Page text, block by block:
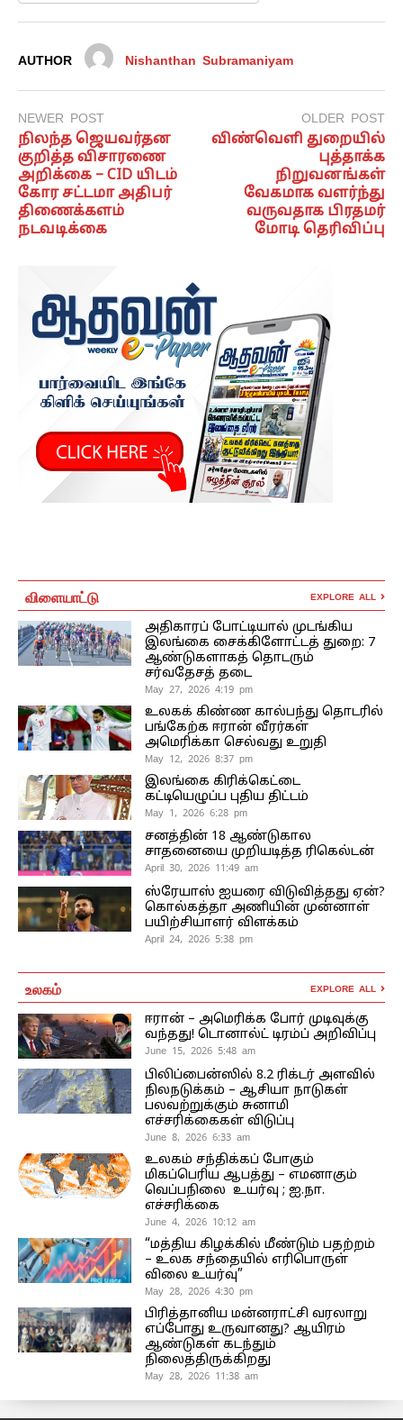
AUTHOR Nishanthan Subramaniyam
NEWER POST
நிலந்த ஜெயவர்தன
குறித்த விசாரணை
அறிக்கை – CID யிடம்
கோர சட்டமா அதிபர்
திணைக்களம்
நடவடிக்கை
OLDER POST
விண்வெளி துறையில்
புத்தாக்க
நிறுவனங்கள்
வேகமாக வளர்ந்து
வருவதாக பிரதமர்
மோடி தெரிவிப்பு
விளையாட்டு EXPLORE ALL
அதிகாரப் போட்டியால் முடங்கிய
இலங்கை சைக்கிளோட்டத் துறை: 7
ஆண்டுகளாகத் தொடரும்
சர்வதேசத் தடை
May 27, 2026 4:19 pm
உலகக் கிண்ண கால்பந்து தொடரில்
பங்கேற்க ஈரான் வீரர்கள்
அமெரிக்கா செல்வது உறுதி
May 12, 2026 8:37 pm
இலங்கை கிரிக்கெட்டை
கட்டியெழுப்ப புதிய திட்டம்
May 1, 2026 6:28 pm
சனத்தின் 18 ஆண்டுகால
சாதனையை முறியடித்த ரிகெல்டன்
April 30, 2026 11:49 am
ஸ்ரேயாஸ் ஐயரை விடுவித்தது ஏன்?
கொல்கத்தா அணியின் முன்னாள்
பயிற்சியாளர் விளக்கம்
April 24, 2026 5:38 pm
உலகம் EXPLORE ALL
ஈரான் – அமெரிக்க போர் முடிவுக்கு
வந்தது! டொனால்ட் டிரம்ப் அறிவிப்பு
June 15, 2026 5:48 am
பிலிப்பைன்ஸில் 8.2 ரிக்டர் அளவில்
நிலநடுக்கம் – ஆசியா நாடுகள்
பலவற்றுக்கும் சுனாமி
எச்சரிக்கைகள் விடுப்பு
June 8, 2026 6:33 am
உலகம் சந்திக்கப் போகும்
மிகப்பெரிய ஆபத்து – எமனாகும்
வெப்பநிலை உயர்வு ; ஐ.நா.
எச்சரிக்கை
June 4, 2026 10:12 am
“மத்திய கிழக்கில் மீண்டும் பதற்றம்
– உலக சந்தையில் எரிபொருள்
விலை உயர்வு”
May 28, 2026 4:30 pm
பிரித்தானிய மன்னராட்சி வரலாறு
எப்போது உருவானது? ஆயிரம்
ஆண்டுகள் கடந்தும்
நிலைத்திருக்கிறது
May 28, 2026 11:38 am